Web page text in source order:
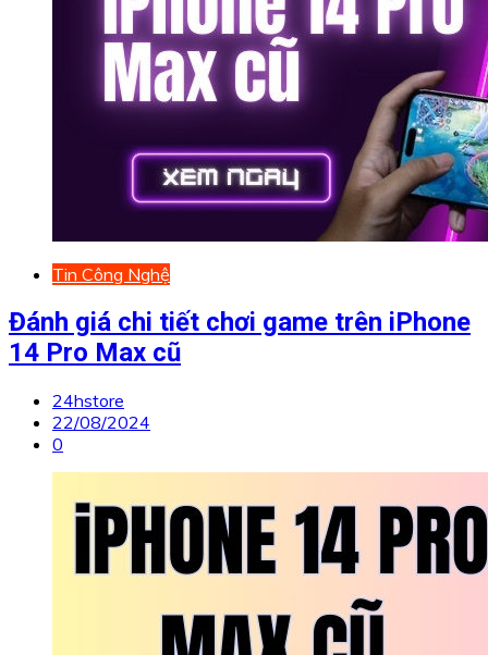
Tin Công Nghệ
Đánh giá chi tiết chơi game trên iPhone
14 Pro Max cũ
24hstore
22/08/2024
0